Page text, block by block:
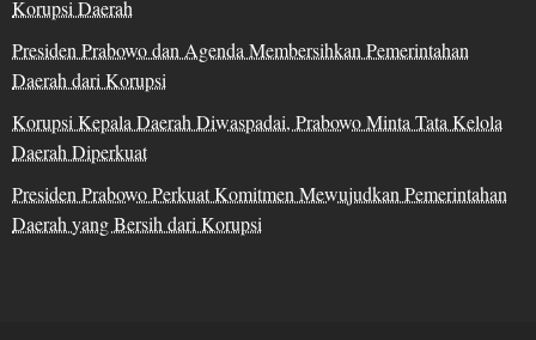
Korupsi Daerah
Presiden Prabowo dan Agenda Membersihkan Pemerintahan
Daerah dari Korupsi
Korupsi Kepala Daerah Diwaspadai, Prabowo Minta Tata Kelola
Daerah Diperkuat
Presiden Prabowo Perkuat Komitmen Mewujudkan Pemerintahan
Daerah yang Bersih dari Korupsi